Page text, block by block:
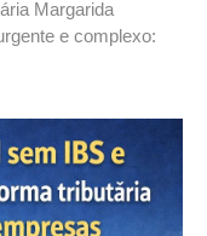
Margarida
e complexo: